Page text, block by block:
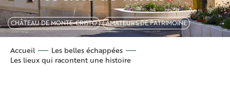
CHÂTEAU DE MONTE-CRISTO AMATEURS DE PATRIMOINE
Accueil
Les belles échappées
Les lieux qui racontent une histoire